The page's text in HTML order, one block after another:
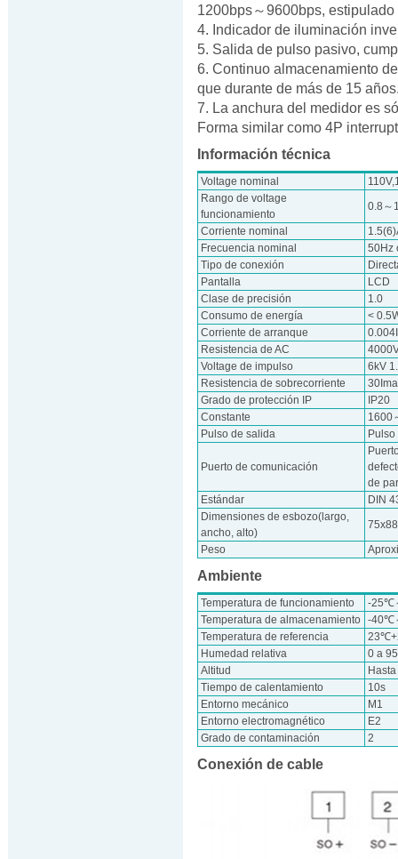
1200bps～9600bps,
4. Indicador de iluminación
5. Salida de pulso pasivo,
6. Continuo almacenamiento
que durante de más de 15
7. La anchura del medidor es
Forma similar como 4P
Información técnica
Voltage nominal
Rango de voltage
funcionamiento
0.8～
Corriente nominal
Frecuencia nominal
50Hz
Tipo de conexión
Pantalla
LCD
Clase de precisión
1.0
Consumo de energía
<
Corriente de arranque
Resistencia de AC
Voltage de impulso
6kV
Resistencia de sobrecorriente
Grado de protección IP
IP20
Constante
1600
Pulso de salida
Puerto de comunicación
de
Estándar
DIN
Dimensiones de esbozo(largo,
ancho, alto)
Peso
Ambiente
Temperatura de funcionamiento
-25℃
Temperatura de almacenamiento
-40℃
Temperatura de referencia
Humedad relativa
0 a
Altitud
Tiempo de calentamiento
10s
Entorno mecánico
M1
Entorno electromagnético
E2
Grado de contaminación
2
Conexión de cable